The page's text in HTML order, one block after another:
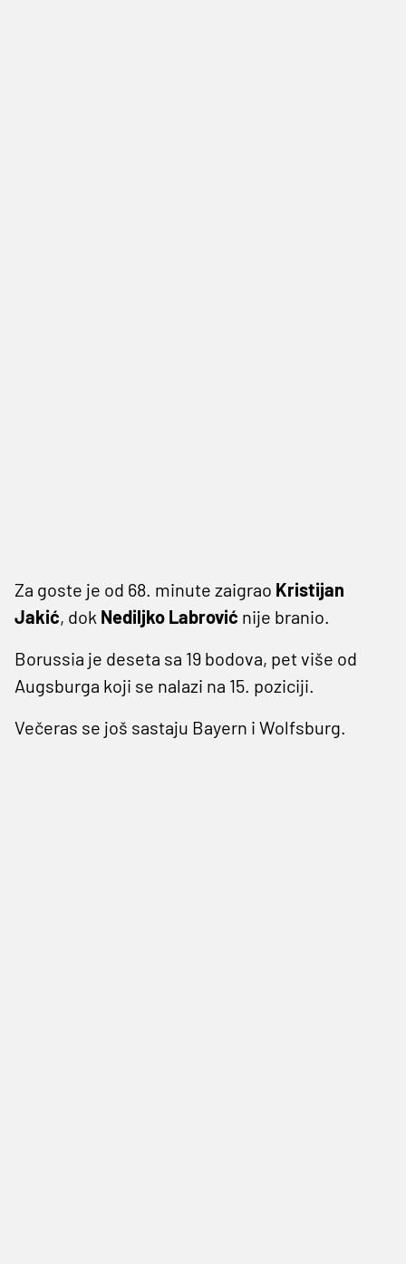
Za goste je od 68. minute zaigrao Kristijan
Jakić, dok Nediljko Labrović nije branio.
Borussia je deseta sa 19 bodova, pet više od
Augsburga koji se nalazi na 15. poziciji.
Večeras se još sastaju Bayern i Wolfsburg.